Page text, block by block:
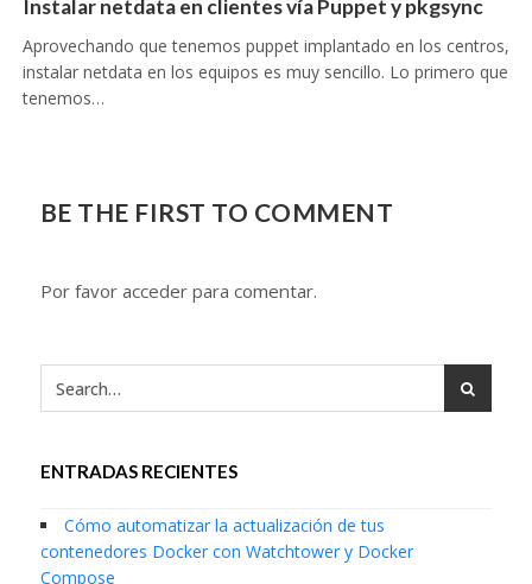
Instalar netdata en clientes vía Puppet y pkgsync
Aprovechando que tenemos puppet implantado en los centros,
instalar netdata en los equipos es muy sencillo. Lo primero que
tenemos…
BE THE FIRST TO COMMENT
Por favor acceder para comentar.
ENTRADAS RECIENTES
Cómo automatizar la actualización de tus
contenedores Docker con Watchtower y Docker
Compose